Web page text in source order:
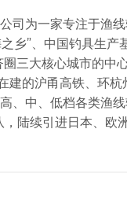
司为一家专注于渔
之乡”、中国钓具生
圈三大核心城市的
的沪甬高铁、环
、中、低档各类渔
陆续引进日本、欧